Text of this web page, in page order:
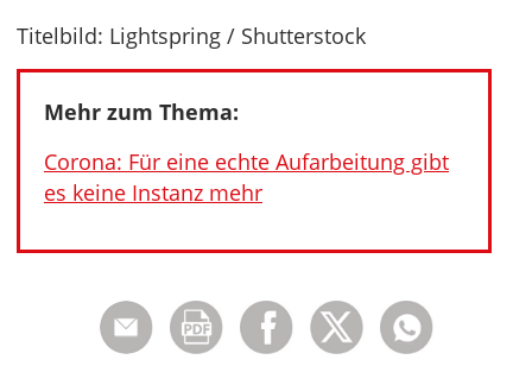
Titelbild: Lightspring / Shutterstock
Mehr zum Thema:
Corona: Für eine echte Aufarbeitung gibt
es keine Instanz mehr